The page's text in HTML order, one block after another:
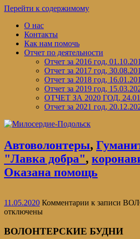
Перейти к содержимому
О нас
Контакты
Как нам помочь
Отчет по деятельности
Отчет за 2016 год,
Отчет за 2017 год,
Отчет за 2018 год,
Отчет за 2019 год,
ОТЧЕТ ЗА 2020 ГОД,
Отчет за 2021 год,
Автоволонтеры,
"Лавка добра",
Оказана помощь
11.05.2020 Комментарии к записи
отключены
ВОЛОНТЕРСКИЕ БУДНИ